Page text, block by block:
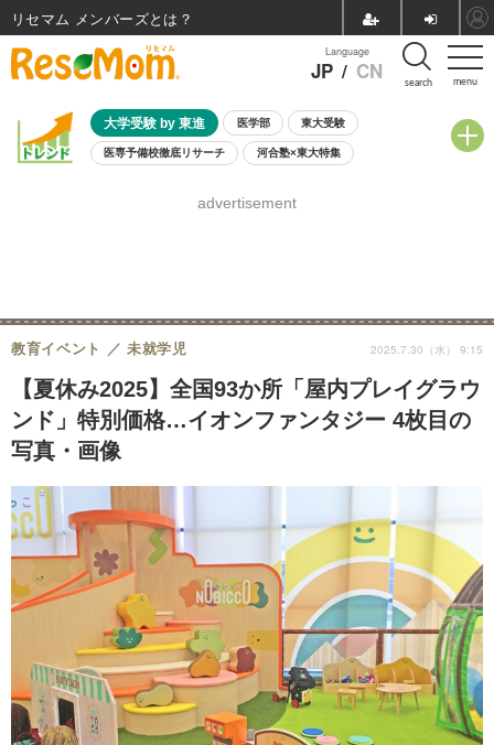
menu
Language
JP / CN search
大学受験 by 東進 医学部 東大受験
医専予備校徹底リサーチ 河合塾×東大特集
8月開催学校説明会・相談会
advertisement
【夏休み2025】全国93か所「屋内プレイグラウ
ンド」特別価格…イオンファンタジー 4枚目の
写真・画像
教育イベント 未就学児 2025.7.30（水） 9:15
リセマム メンバーズ